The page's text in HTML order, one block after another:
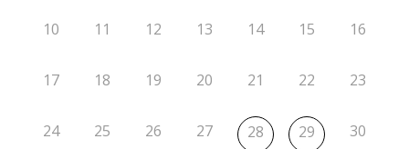
2
10 11 12 13 14 15 16
17 18 19 20 21 22 23
24 25 26 27 28 29 30